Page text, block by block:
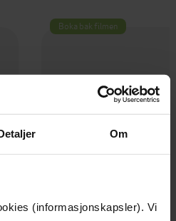
Om
(informasjonskapsler). Vi
Boka bak filmen